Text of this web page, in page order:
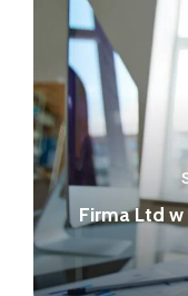
Firma Ltd